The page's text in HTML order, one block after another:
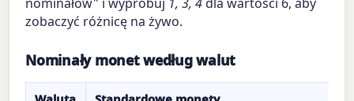
zobaczyć różnicę na żywo.
Nominały monet według walut